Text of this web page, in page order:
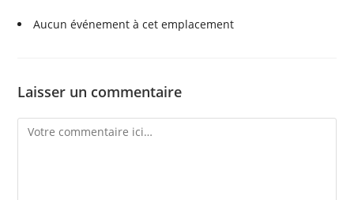
Aucun événement à cet emplacement
Laisser un commentaire